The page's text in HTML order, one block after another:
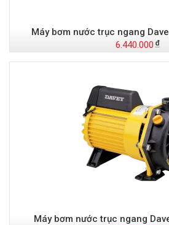
Máy bơm nước trục ngang
6.440.000
Máy bơm nước trục ngang